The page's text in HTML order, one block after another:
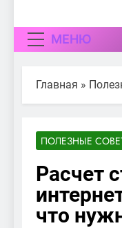
МЕНЮ
Главная »
ПОЛЕЗНЫЕ
Расчет
что